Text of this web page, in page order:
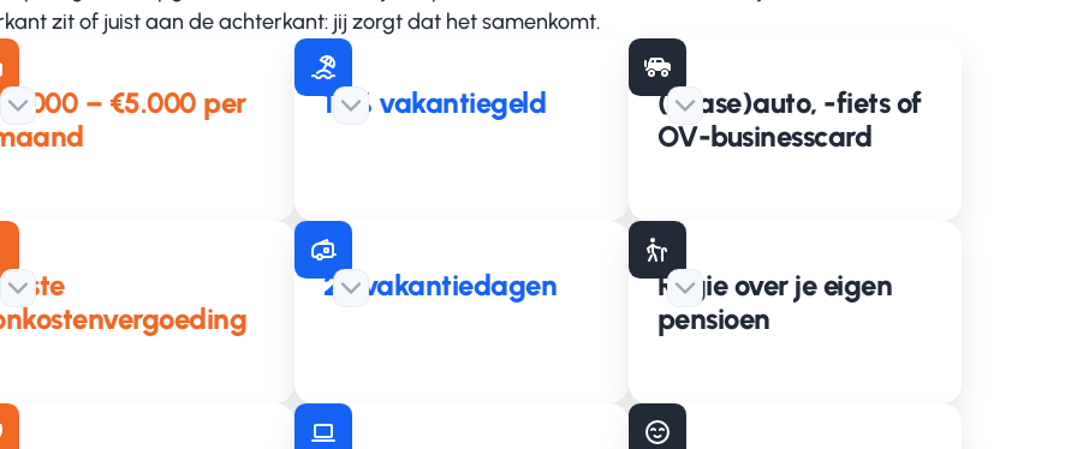
zit of juist aan de achterkant: jij zorgt dat het samenkomt.
– €5.000 per
10% vakantiegeld
(Lease)auto, -fiets of
OV-businesscard
26 vakantiedagen
Regie over je eigen
pensioen